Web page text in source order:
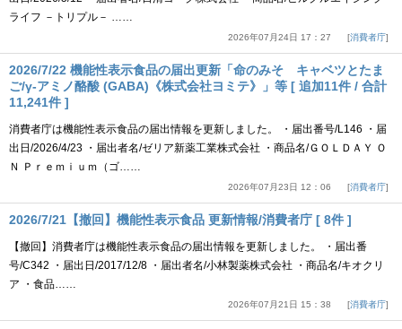
ライフ －トリプル－ ……
2026年07月24日 17：27 消費者庁
2026/7/22 機能性表示食品の届出更新「命のみそ キャベツとたま
ご/γ-アミノ酪酸 (GABA)《株式会社ヨミテ》」等 [ 追加11件 / 合計
11,241件 ]
消費者庁は機能性表示食品の届出情報を更新しました。 ・届出番号/L146 ・届
出日/2026/4/23 ・届出者名/ゼリア新薬工業株式会社 ・商品名/ＧＯＬＤＡＹ Ｏ
Ｎ Ｐｒｅｍｉｕｍ（ゴ……
2026年07月23日 12：06 消費者庁
2026/7/21【撤回】機能性表示食品 更新情報/消費者庁 [ 8件 ]
【撤回】消費者庁は機能性表示食品の届出情報を更新しました。 ・届出番
号/C342 ・届出日/2017/12/8 ・届出者名/小林製薬株式会社 ・商品名/キオクリ
ア ・食品……
2026年07月21日 15：38 消費者庁